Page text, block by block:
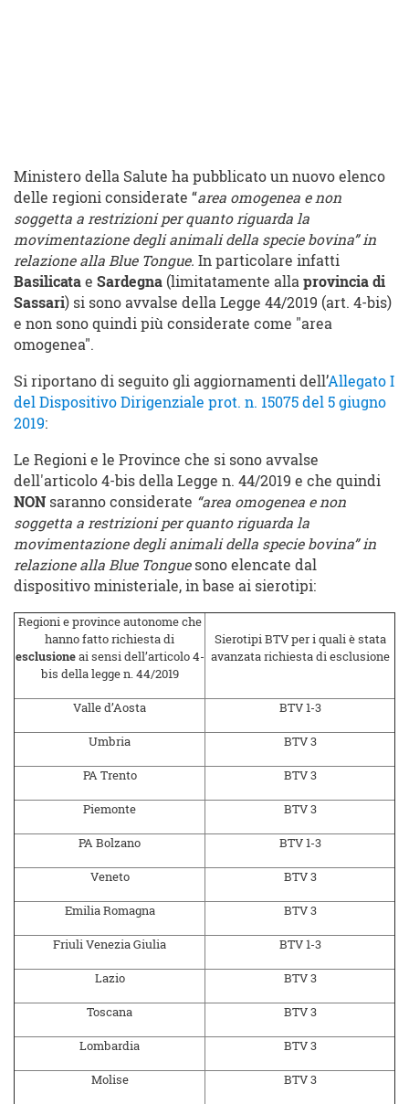
Ministero della Salute ha pubblicato un nuovo elenco
delle regioni considerate “area omogenea e non
soggetta a restrizioni per quanto riguarda la
movimentazione degli animali della specie bovina” in
relazione alla Blue Tongue. In particolare infatti
Basilicata e Sardegna (limitatamente alla provincia di
Sassari) si sono avvalse della Legge 44/2019 (art. 4-bis)
e non sono quindi più considerate come "area
omogenea".
Si riportano di seguito gli aggiornamenti dell’Allegato I
del Dispositivo Dirigenziale prot. n. 15075 del 5 giugno
2019:
Le Regioni e le Province che si sono avvalse
dell'articolo 4-bis della Legge n. 44/2019 e che quindi
NON saranno considerate “area omogenea e non
soggetta a restrizioni per quanto riguarda la
movimentazione degli animali della specie bovina” in
relazione alla Blue Tongue sono elencate dal
dispositivo ministeriale, in base ai sierotipi:
Regioni e province autonome che
hanno fatto richiesta di
esclusioneai sensi dell’articolo 4-
bis della legge n. 44/2019
Sierotipi BTV per i quali è stata
avanzata richiesta di esclusione
Valle d’Aosta BTV 1-3
Umbria BTV 3
PA Trento BTV 3
Piemonte BTV 3
PA Bolzano BTV 1-3
Veneto BTV 3
Emilia Romagna BTV 3
Friuli Venezia Giulia BTV 1-3
Lazio BTV 3
Toscana BTV 3
Lombardia BTV 3
Molise BTV 3